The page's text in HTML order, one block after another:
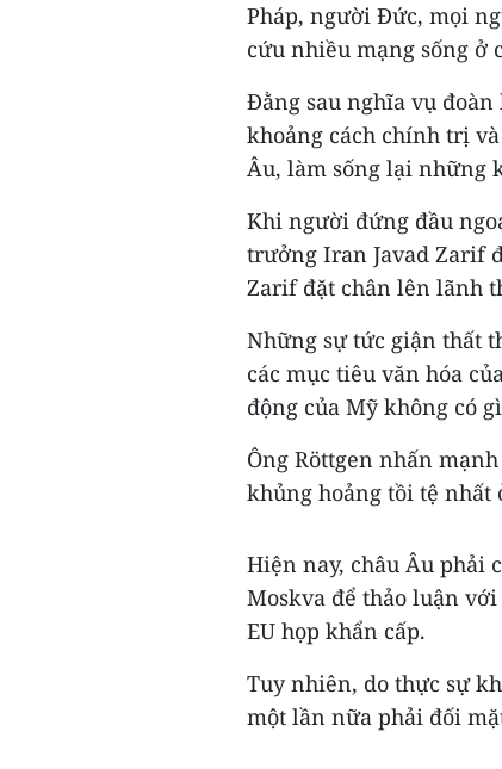
Pháp, người Đức, mọi
cứu nhiều mạng sống ở
Đằng sau nghĩa vụ
khoảng cách chính trị
Âu, làm sống lại những
Khi người đứng đầu
trưởng Iran Javad Zarif
Zarif đặt chân lên lãnh
Những sự tức giận thất
các mục tiêu văn hóa
động của Mỹ không có
Ông Röttgen nhấn
khủng hoảng tồi tệ
Hiện nay, châu Âu phải
Moskva để thảo luận
EU họp khẩn cấp.
Tuy nhiên, do thực sự
một lần nữa phải đối